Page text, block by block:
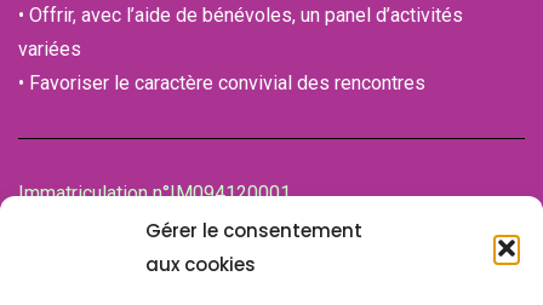
Gérer le consentement
aux cookies
• Offrir, avec l’aide de bénévoles, un panel d’activités
variées
• Favoriser le caractère convivial des rencontres
Immatriculation n°IM094120001
de la Chambre des associations (CDA)
94100 SAINT-MAUR-DES-FOSSES